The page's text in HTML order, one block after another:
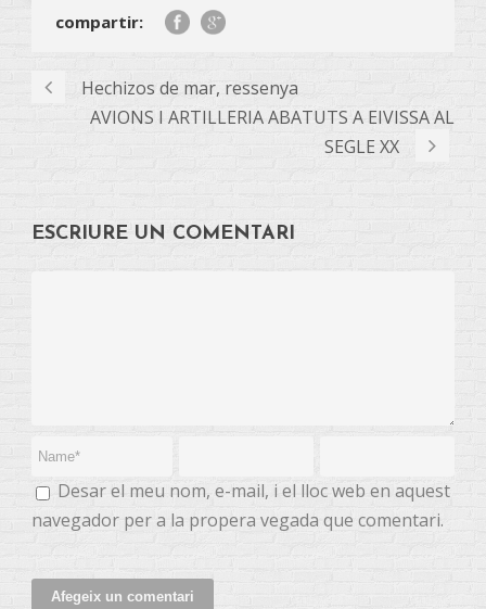
compartir:
Hechizos de mar, ressenya
AVIONS I ARTILLERIA ABATUTS A EIVISSA AL
SEGLE XX
ESCRIURE UN COMENTARI
Desar el meu nom, e-mail, i el lloc web en aquest
navegador per a la propera vegada que comentari.